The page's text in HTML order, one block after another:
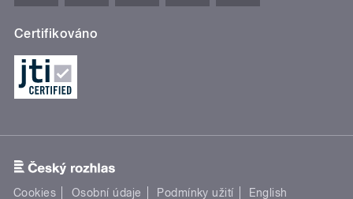
Certifikováno
Cookies Osobní údaje Podmínky užití English